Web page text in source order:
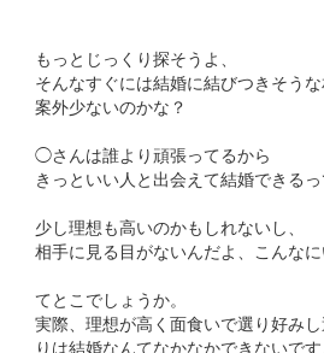
もっとじっくり探そうよ、
そんなすぐには結婚に結びつきそう
案外少ないのかな？
◯さんは誰より頑張ってるから
きっといい人と出会えて結婚できる
少し理想も高いのかもしれないし、
相手に見る目がないんだよ、こんな
てとこでしょうか。
実際、理想が高く面食いで選り好み
りは結婚なんてなかなかできないで